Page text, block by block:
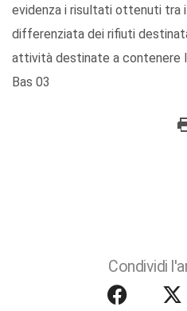
evidenza i risultati ottenuti tra
differenziata dei rifiuti
attività destinate a contenere
Bas 03
Condividi